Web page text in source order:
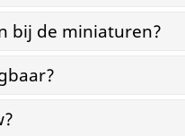
bij de miniaturen?